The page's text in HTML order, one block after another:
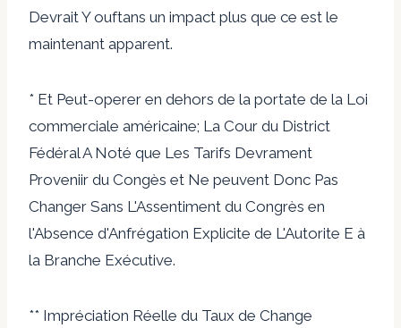
Devrait Y ouftans un impact plus que ce est le
maintenant apparent.
* Et Peut-operer en dehors de la portate de la Loi
commerciale américaine; La Cour du District
Fédéral A Noté que Les Tarifs Devrament
Proveniir du Congès et Ne peuvent Donc Pas
Changer Sans L'Assentiment du Congrès en
l'Absence d'Anfrégation Explicite de L'Autorite E à
la Branche Exécutive.
** Impréciation Réelle du Taux de Change